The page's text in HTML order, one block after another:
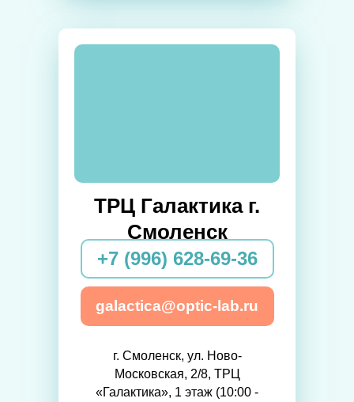
+7 (996) 628-69-36
galactica@optic-lab.ru
ТРЦ Галактика г.
Смоленск
г. Смоленск, ул. Ново-
Московская, 2/8, ТРЦ
«Галактика», 1 этаж (10:00 -